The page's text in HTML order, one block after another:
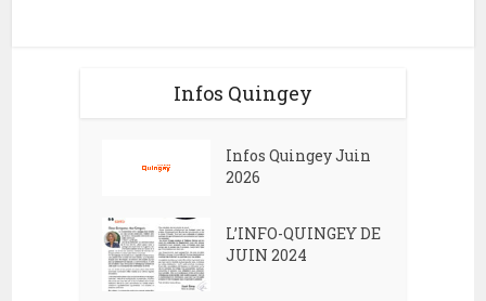
Infos Quingey
Infos Quingey Juin
2026
L’INFO-QUINGEY DE
JUIN 2024